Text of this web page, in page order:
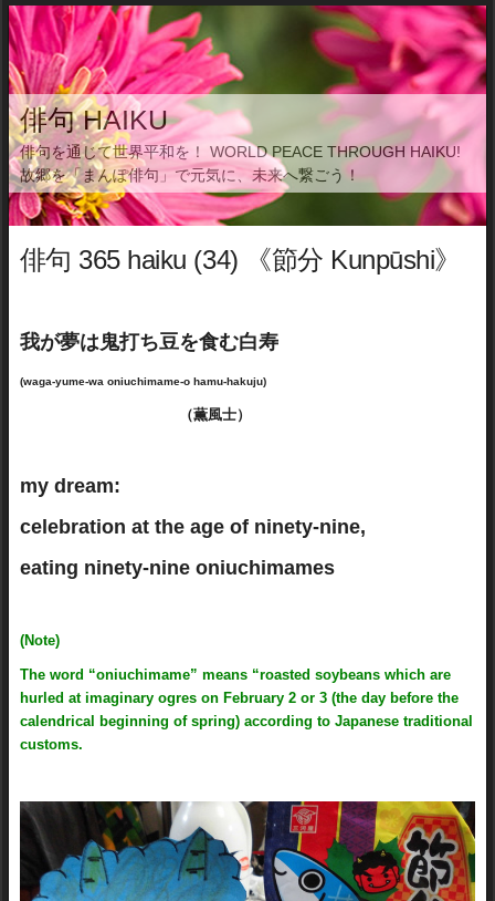
俳句 HAIKU
俳句を通じて世界平和を！ WORLD PEACE THROUGH HAIKU!
故郷を「まんぽ俳句」で元気に、未来へ繋ごう！
俳句 365 haiku (34) 《節分 Kunpūshi》
我が夢は鬼打ち豆を食む白寿
(waga-yume-wa oniuchimame-o hamu-hakuju)
（薫風士）
my dream:
celebration at the age of ninety-nine,
eating ninety-nine oniuchimames
(Note)
The word “oniuchimame” means “roasted soybeans which are
hurled at imaginary ogres on February 2 or 3 (the day before the
calendrical beginning of spring) according to Japanese traditional
customs.